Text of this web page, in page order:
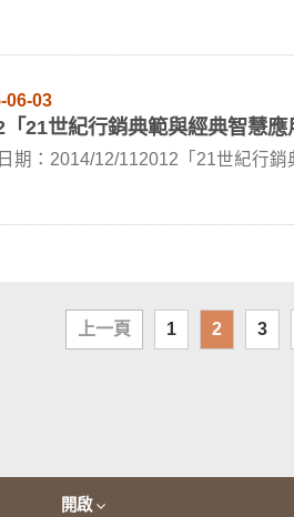
06-03
「21世紀行銷典範與經典智慧應
期：2014/12/112012「21世紀行
上一頁 1 2 3
開啟